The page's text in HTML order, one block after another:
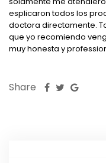
esplicaron todos los
doctora directamente.
que yo recomiendo
muy honesta y
Share